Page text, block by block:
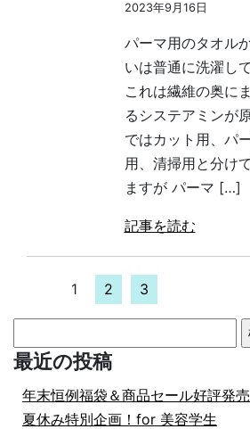
2023年9月16日
パーマ用のタオル
いは普通に洗濯し
これは繊維の奥に
るシステアミンが
ではカット用、パ
用、清掃用と分け
ますが パーマ […]
記事を読む
1 2 3
索:
最近の投稿
年末恒例福袋＆商品セール好評発売
夏休み特別企画！for 美容学生